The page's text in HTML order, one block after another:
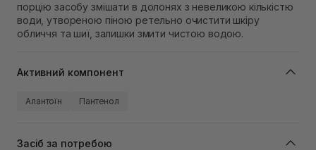
порцію засобу змішати в долонях з невеликою кількістю
води, утвореною піною ретельно очистити шкіру
обличчя та шиї, залишки змити чистою водою.
Активний компонент
Алантоїн Пантенол
Засіб за потребою